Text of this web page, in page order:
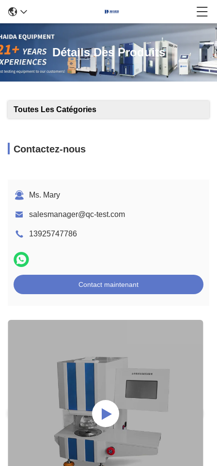
Détails Des Produits
Toutes Les Catégories
Contactez-nous
Ms. Mary
salesmanager@qc-test.com
13925747786
Contact maintenant